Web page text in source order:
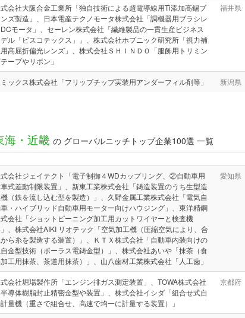
会社大阪合金工業所「独自技術による超電導線用Ti添加高錫ブ
ズ製造」、日本電産テクノモータ株式会社「調機器用ブラシレ
モータ」、セーレン株式会社「繊維製品の一貫生産ビジネス
ル「ビスコテックス」」、株式会社ホプニック研究所「視力補
高屈折偏光レンズ」、株式会社ＳＨＩＮＤＯ「服飾用トリミン
ープやリボン」
福井県
ックス株式会社「フリップチップ実装用アンダーフィル剤等」 新潟県
海・近畿 の グローバルニッチトップ企業100選 一覧
会社ジェイテクト「電子制御４WDカップリング、②自動車用
式差動制限装置」、新東工業株式会社「鋳造装置のうち生型造
（鉄を流し込む型を製造）」、久野金属工業株式会社「電気自
・ハイブリッド自動車用モーター向けハウジング」、東洋精鋼
会社「ショットピーニング加工用カットワイヤーと検査機
、株式会社AIKI リオテック「空気加工機（圧縮空気により、合
ら糸を製造する装置）」、ＫＴＸ株式会社「自動車内装向けの
金型技術（ポーラス電鋳金型）」、株式会社あいや「抹茶（食
工用抹茶、茶道用抹茶）」、山八歯材工業株式会社「人工歯」
愛知県
会社堀場製作所「エンジン排ガス測定装置」、TOWA株式会社
導体樹脂封止精密金型や装置」、株式会社イシダ「組合せ式自
量機（重さで組合せ、高速で均一に計量する装置）」
京都府